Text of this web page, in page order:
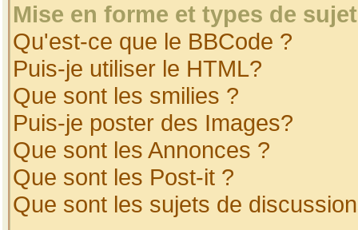
Mise en forme et types de
Qu'est-ce que le BBCode ?
Puis-je utiliser le HTML?
Que sont les smilies ?
Puis-je poster des Images?
Que sont les Annonces ?
Que sont les Post-it ?
Que sont les sujets de